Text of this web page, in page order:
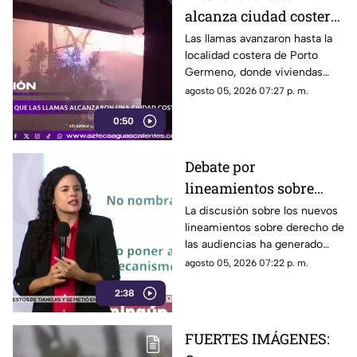
0:50
alcanza ciudad costera
de Grecia y obliga a
evacuar a cientos
Las llamas avanzaron hasta la
localidad costera de Porto
Germeno, donde viviendas
resultaron afectadas y cientos
agosto 05, 2026 07:27 p. m.
2:38
Debate por
lineamientos sobre
derecho de las
audiencias y libertad
de expresión
La discusión sobre los nuevos
lineamientos sobre derecho de
las audiencias ha generado
posturas encontradas por su
agosto 05, 2026 07:22 p. m.
FUERTES IMÁGENES: